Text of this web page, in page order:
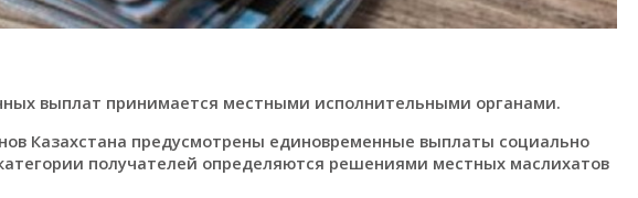
выплат принимается местными исполнительными органами.
Казахстана предусмотрены единовременные выплаты социально
получателей определяются решениями местных маслихатов